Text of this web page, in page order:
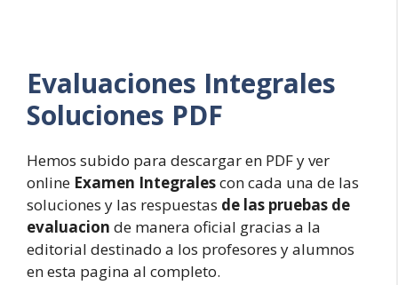
Evaluaciones Integrales
Soluciones PDF
Hemos subido para descargar en PDF y ver
online Examen Integralescon cada una de las
soluciones y las respuestas de las pruebas de
evaluacion de manera oficial gracias a la
editorial destinado a los profesores y alumnos
en esta pagina al completo.